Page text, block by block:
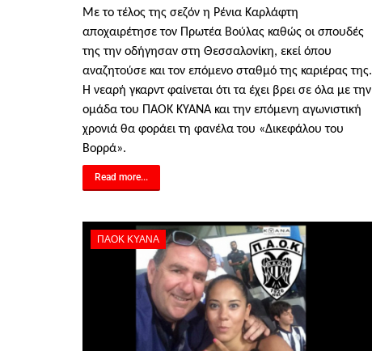
Με το τέλος της σεζόν η Ρένια Καρλάφτη
αποχαιρέτησε τον Πρωτέα Βούλας καθώς οι σπουδές
της την οδήγησαν στη Θεσσαλονίκη, εκεί όπου
αναζητούσε και τον επόμενο σταθμό της καριέρας της.
Η νεαρή γκαρντ φαίνεται ότι τα έχει βρει σε όλα με την
ομάδα του ΠΑΟΚ ΚΥΑΝΑ και την επόμενη αγωνιστική
χρονιά θα φοράει τη φανέλα του «Δικεφάλου του
Βορρά».
Read more...
ΠΑΟΚ ΚΥΑΝΑ